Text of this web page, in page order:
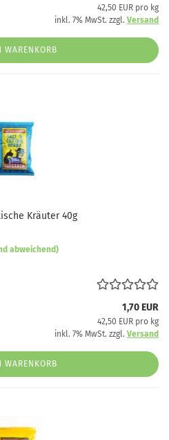
42,50 EUR pro kg
inkl. 7% MwSt. zzgl. Versand
WARENKORB
Kräuter 40g
abweichend)
1,70 EUR
42,50 EUR pro kg
inkl. 7% MwSt. zzgl. Versand
WARENKORB